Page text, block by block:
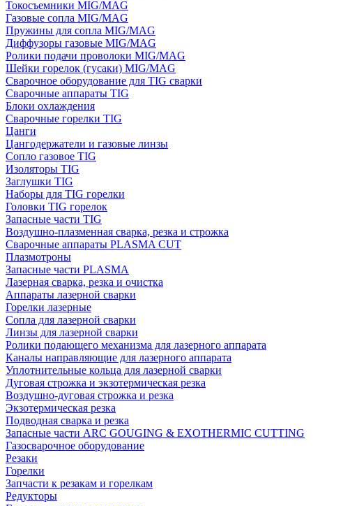
Токосъемники MIG/MAG
Газовые сопла MIG/MAG
Пружины для сопла MIG/MAG
Диффузоры газовые MIG/MAG
Ролики подачи проволоки MIG/MAG
Шейки горелок (гусаки) MIG/MAG
Сварочное оборудование для TIG сварки
Сварочные аппараты TIG
Блоки охлаждения
Сварочные горелки TIG
Цанги
Цангодержатели и газовые линзы
Сопло газовое TIG
Изоляторы TIG
Заглушки TIG
Наборы для TIG горелки
Головки TIG горелок
Запасные части TIG
Воздушно-плазменная сварка, резка и строжка
Сварочные аппараты PLASMA CUT
Плазмотроны
Запасные части PLASMA
Лазерная сварка, резка и очистка
Аппараты лазерной сварки
Горелки лазерные
Сопла для лазерной сварки
Линзы для лазерной сварки
Ролики подающего механизма для лазерного аппарата
Каналы направляющие для лазерного аппарата
Уплотнительные кольца для лазерной сварки
Дуговая строжка и экзотермическая резка
Воздушно-дуговая строжка и резка
Экзотермическая резка
Подводная сварка и резка
Запасные части ARC GOUGING & EXOTHERMIC CUTTING
Газосварочное оборудование
Резаки
Горелки
Запчасти к резакам и горелкам
Редукторы